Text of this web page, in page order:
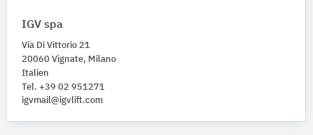
IGV spa
Via Di Vittorio 21
20060 Vignate, Milano
Italien
Tel. +39 02 951271
igvmail@igvlift.com